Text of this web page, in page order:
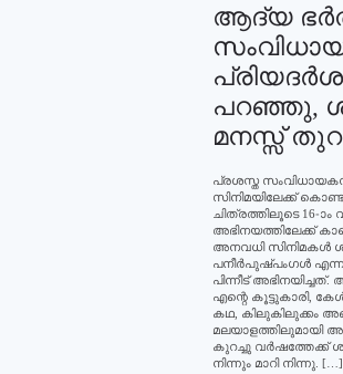
ആദ്യ
പറഞ്ഞു,
മനസ്സ്
പ്രശസ്ത
സിനിമയിലേക്ക്
ചിത്രത്തിലൂടെ 16-ാം
അഭിനയത്തിലേക്ക്
അനവധി സിനിമകള്‍
പനീര്‍പുഷ്പംഗള്‍ എന്ന
പിന്നീട്
എന്റെ കൂട്ടുകാരി,
കഥ, കിലുകിലുക്കം
മലയാളത്തിലുമായി
കുറച്ചു വര്‍ഷത്തേക്ക്
നിന്നും മാറി നിന്നു. […]